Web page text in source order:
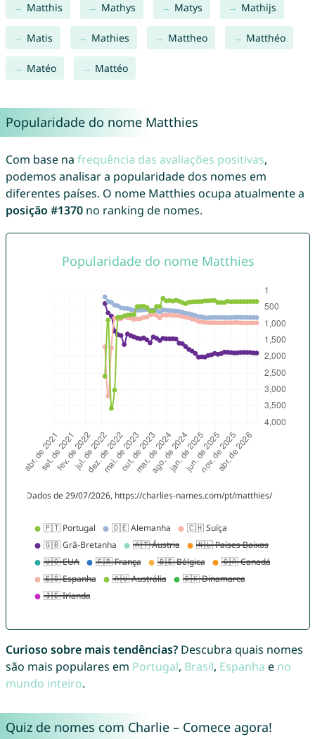
Matthis Mathys Matys Mathijs
Matis Mathies Mattheo Matthéo
Matéo Mattéo
Popularidade do nome Matthies
Com base na frequência das avaliações positivas,
podemos analisar a popularidade dos nomes em
diferentes países. O nome Matthies ocupa atualmente a
posição #1370no ranking de nomes.
Curioso sobre mais tendências?Descubra quais nomes
são mais populares em Portugal, Brasil, Espanha e no
mundo inteiro.
Quiz de nomes com Charlie – Comece agora!